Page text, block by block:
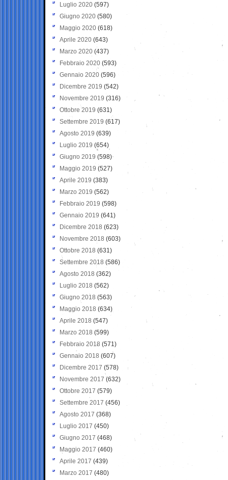
Luglio 2020 (597)
Giugno 2020 (580)
Maggio 2020 (618)
Aprile 2020 (643)
Marzo 2020 (437)
Febbraio 2020 (593)
Gennaio 2020 (596)
Dicembre 2019 (542)
Novembre 2019 (316)
Ottobre 2019 (631)
Settembre 2019 (617)
Agosto 2019 (639)
Luglio 2019 (654)
Giugno 2019 (598)
Maggio 2019 (527)
Aprile 2019 (383)
Marzo 2019 (562)
Febbraio 2019 (598)
Gennaio 2019 (641)
Dicembre 2018 (623)
Novembre 2018 (603)
Ottobre 2018 (631)
Settembre 2018 (586)
Agosto 2018 (362)
Luglio 2018 (562)
Giugno 2018 (563)
Maggio 2018 (634)
Aprile 2018 (547)
Marzo 2018 (599)
Febbraio 2018 (571)
Gennaio 2018 (607)
Dicembre 2017 (578)
Novembre 2017 (632)
Ottobre 2017 (579)
Settembre 2017 (456)
Agosto 2017 (368)
Luglio 2017 (450)
Giugno 2017 (468)
Maggio 2017 (460)
Aprile 2017 (439)
Marzo 2017 (480)